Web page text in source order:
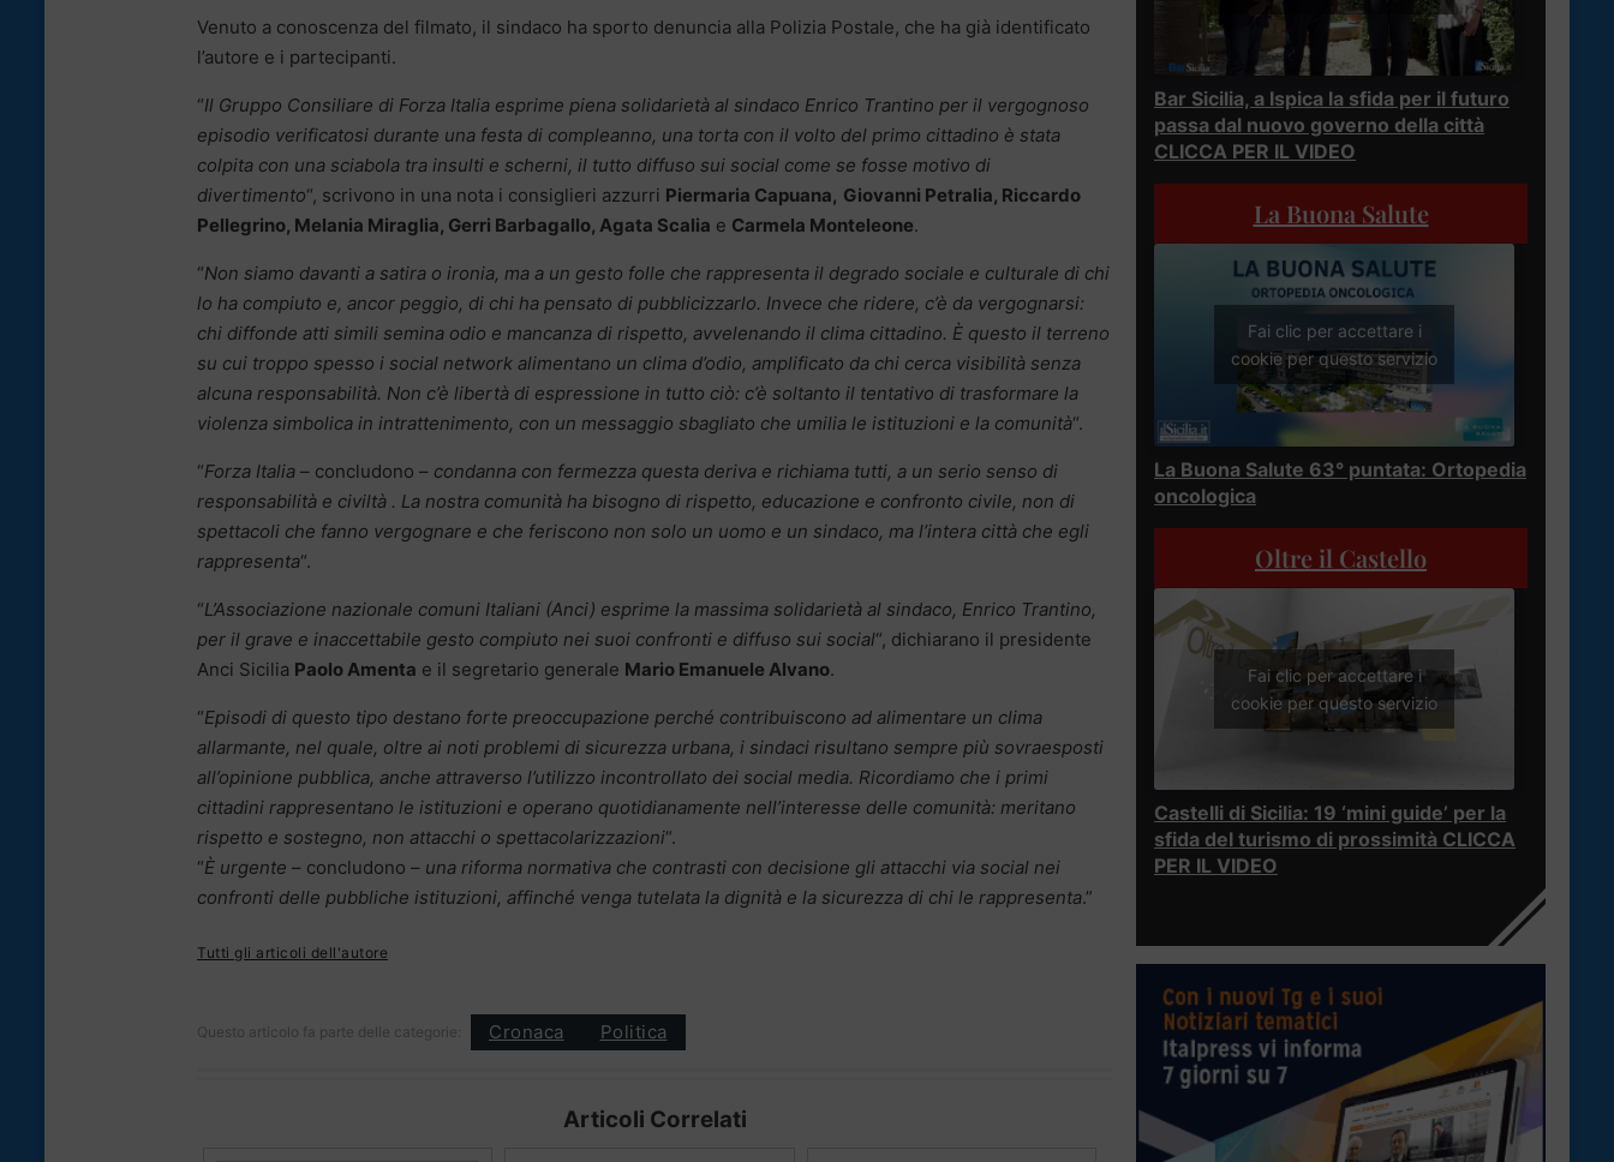
Venuto a conoscenza del filmato, il sindaco ha sporto denuncia alla Polizia Postale, che ha già identificato
l’autore e i partecipanti.
“Il Gruppo Consiliare di Forza Italia esprime piena solidarietà al sindaco Enrico Trantino per il vergognoso
episodio verificatosi durante una festa di compleanno, una torta con il volto del primo cittadino è stata
colpita con una sciabola tra insulti e scherni, il tutto diffuso sui social come se fosse motivo di
divertimento“, scrivono in una nota i consiglieri azzurri Piermaria Capuana, Giovanni Petralia, Riccardo
Pellegrino, Melania Miraglia, Gerri Barbagallo, Agata Scalia e Carmela Monteleone.
“Non siamo davanti a satira o ironia, ma a un gesto folle che rappresenta il degrado sociale e culturale di chi
lo ha compiuto e, ancor peggio, di chi ha pensato di pubblicizzarlo. Invece che ridere, c’è da vergognarsi:
chi diffonde atti simili semina odio e mancanza di rispetto, avvelenando il clima cittadino. È questo il terreno
su cui troppo spesso i social network alimentano un clima d’odio, amplificato da chi cerca visibilità senza
alcuna responsabilità. Non c’è libertà di espressione in tutto ciò: c’è soltanto il tentativo di trasformare la
violenza simbolica in intrattenimento, con un messaggio sbagliato che umilia le istituzioni e la comunità“.
“Forza Italia – concludono – condanna con fermezza questa deriva e richiama tutti, a un serio senso di
responsabilità e civiltà . La nostra comunità ha bisogno di rispetto, educazione e confronto civile, non di
spettacoli che fanno vergognare e che feriscono non solo un uomo e un sindaco, ma l’intera città che egli
rappresenta“.
“L’Associazione nazionale comuni Italiani (Anci) esprime la massima solidarietà al sindaco, Enrico Trantino,
per il grave e inaccettabile gesto compiuto nei suoi confronti e diffuso sui social“, dichiarano il presidente
Anci Sicilia Paolo Amenta e il segretario generale Mario Emanuele Alvano.
“Episodi di questo tipo destano forte preoccupazione perché contribuiscono ad alimentare un clima
allarmante, nel quale, oltre ai noti problemi di sicurezza urbana, i sindaci risultano sempre più sovraesposti
all’opinione pubblica, anche attraverso l’utilizzo incontrollato dei social media. Ricordiamo che i primi
cittadini rappresentano le istituzioni e operano quotidianamente nell’interesse delle comunità: meritano
rispetto e sostegno, non attacchi o spettacolarizzazioni“.
“È urgente – concludono – una riforma normativa che contrasti con decisione gli attacchi via social nei
confronti delle pubbliche istituzioni, affinché venga tutelata la dignità e la sicurezza di chi le rappresenta.”
Tutti gli articoli dell'autore
Questo articolo fa parte delle categorie: Cronaca Politica
Articoli Correlati
Bar Sicilia, a Ispica la sfida per il futuro
passa dal nuovo governo della città
CLICCA PER IL VIDEO
La Buona Salute
Fai clic per accettare i
cookie per questo servizio
La Buona Salute 63° puntata: Ortopedia
oncologica
Oltre il Castello
Fai clic per accettare i
cookie per questo servizio
Castelli di Sicilia: 19 ‘mini guide’ per la
sfida del turismo di prossimità CLICCA
PER IL VIDEO